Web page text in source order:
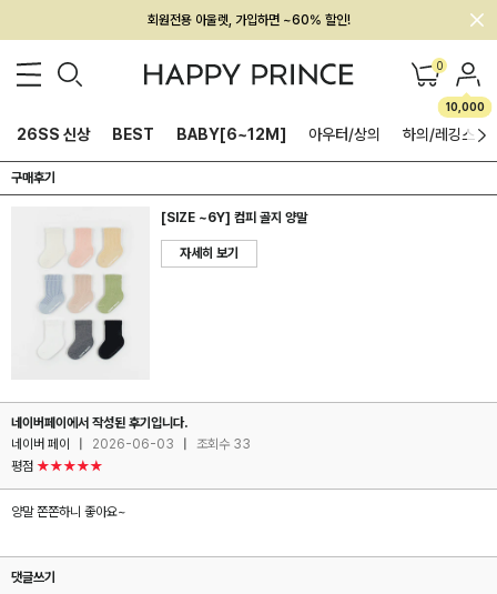
회원전용 아울렛, 가입하면 ~60% 할인!
멤버십 최대 28,000원 혜택 0
10,000
26SS 신상 BEST BABY[6~12M] 아우터/상의 하의/레깅스
구매후기
[SIZE ~6Y] 컴피 골지 양말
자세히 보기
네이버페이에서 작성된 후기입니다.
네이버 페이
2026-06-03
조회수 33
평점 ★★★★★
양말 쫀쫀하니 좋아요~
댓글쓰기